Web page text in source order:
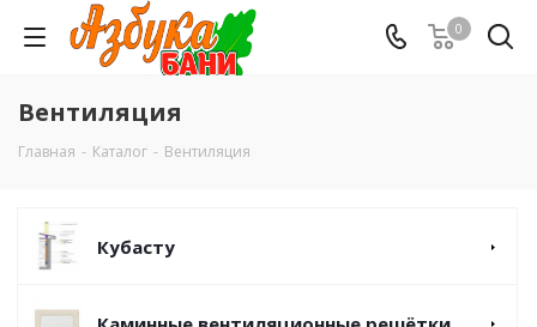
0
Вентиляция
Главная - Каталог - Вентиляция
Кубасту